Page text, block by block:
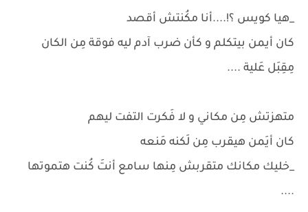
_هيا كويس ؟!....أنا مكُنتش أقصد
كان أيمن بيتكلم و كأن ضرب آدم ليه فوقة مِن الكان
مِقِبَل عَلية ....
متهزتش مِن مكاني و لا فَكرت التفت ليهم
كان أيَمن هيقرب مِن لَكنه مَنعه
_خليك مكانك متقربش مِنها سامع أنتَ كُنت هتموتها
....